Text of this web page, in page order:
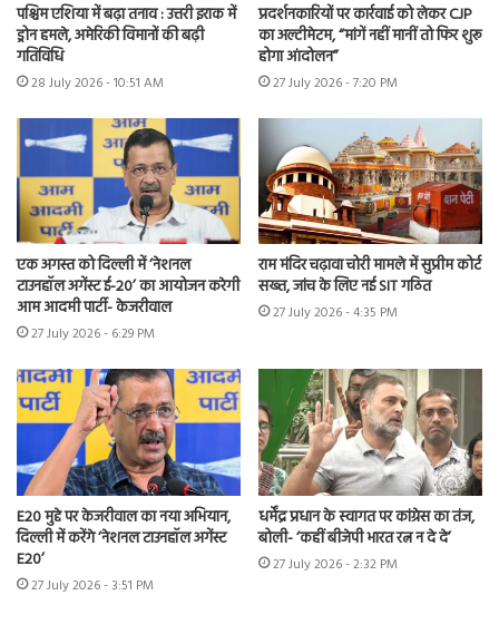
पश्चिम एशिया में बढ़ा तनाव : उत्तरी इराक में
ड्रोन हमले, अमेरिकी विमानों की बढ़ी
गतिविधि
28 July 2026 - 10:51 AM
प्रदर्शनकारियों पर कार्रवाई को लेकर CJP
का अल्टीमेटम, “मांगें नहीं मानीं तो फिर शुरू
होगा आंदोलन”
27 July 2026 - 7:20 PM
एक अगस्त को दिल्ली में ‘नेशनल
टाउनहॉल अगेंस्ट ई-20’ का आयोजन करेगी
आम आदमी पार्टी- केजरीवाल
27 July 2026 - 6:29 PM
राम मंदिर चढ़ावा चोरी मामले में सुप्रीम कोर्ट
सख्त, जांच के लिए नई SIT गठित
27 July 2026 - 4:35 PM
E20 मुद्दे पर केजरीवाल का नया अभियान,
दिल्ली में करेंगे ‘नेशनल टाउनहॉल अगेंस्ट
E20’
27 July 2026 - 3:51 PM
धर्मेंद्र प्रधान के स्वागत पर कांग्रेस का तंज,
बोली- ‘कहीं बीजेपी भारत रत्न न दे दे’
27 July 2026 - 2:32 PM